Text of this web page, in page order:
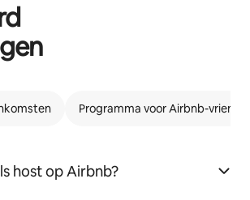
Programma voor Airbnb-
host op Airbnb?